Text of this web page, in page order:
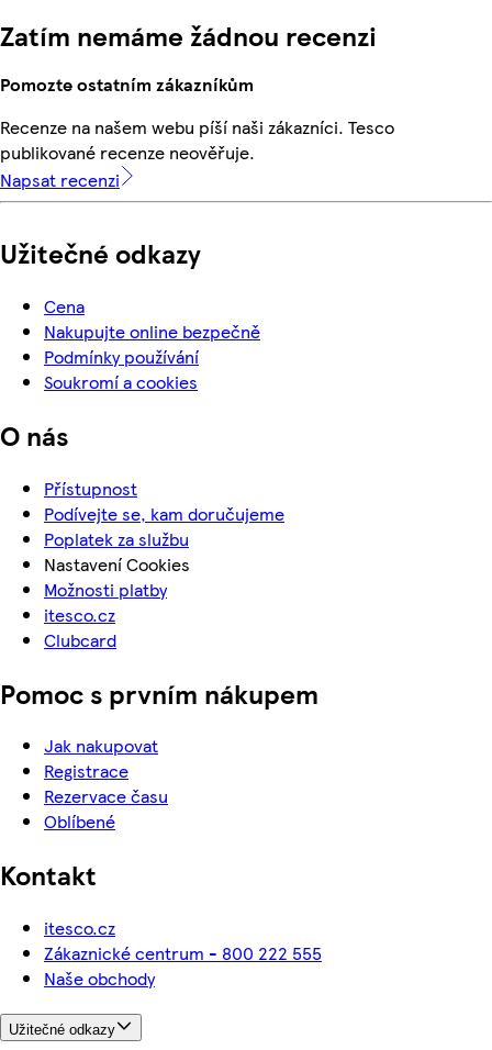
Zatím nemáme žádnou recenzi
Pomozte ostatním zákazníkům
Recenze na našem webu píší naši zákazníci. Tesco
publikované recenze neověřuje.
Napsat recenzi
Užitečné odkazy
Cena
Nakupujte online bezpečně
Podmínky používání
Soukromí a cookies
O nás
Přístupnost
Podívejte se, kam doručujeme
Poplatek za službu
Nastavení Cookies
Možnosti platby
itesco.cz
Clubcard
Pomoc s prvním nákupem
Jak nakupovat
Registrace
Rezervace času
Oblíbené
Kontakt
itesco.cz
Zákaznické centrum - 800 222 555
Naše obchody
Užitečné odkazy